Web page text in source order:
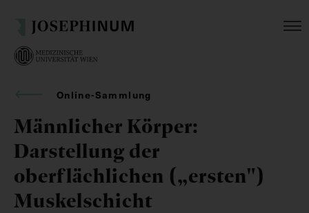
Online-Sammlung
Männlicher Körper:
Darstellung der
oberflächlichen („ersten")
Muskelschicht